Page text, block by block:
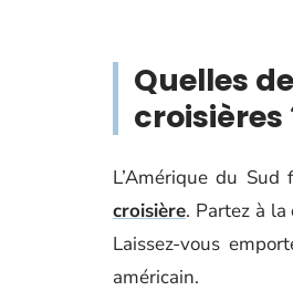
Quelles
croisières
L’Amérique du
croisière. Partez à
Laissez-vous
américain.